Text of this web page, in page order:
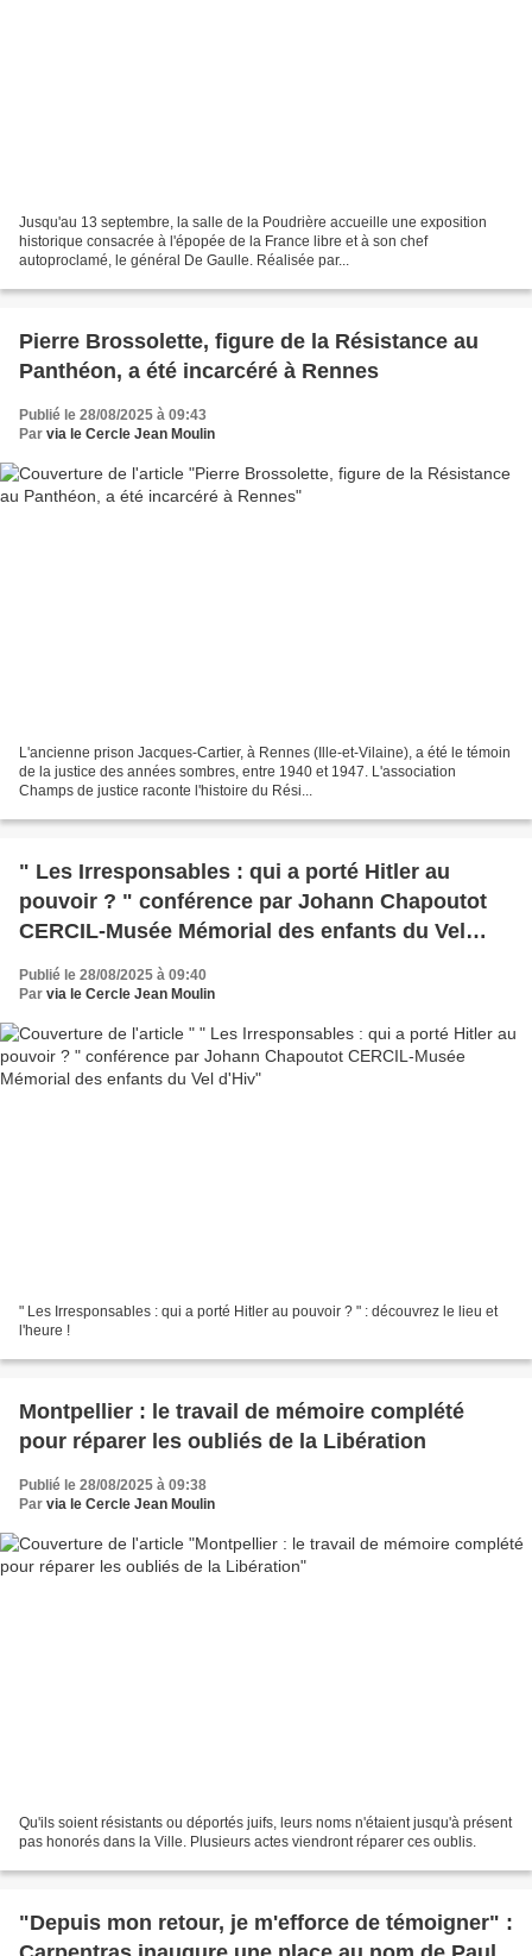
Jusqu'au 13 septembre, la salle de la Poudrière accueille une exposition
historique consacrée à l'épopée de la France libre et à son chef
autoproclamé, le général De Gaulle. Réalisée par...
Pierre Brossolette, figure de la Résistance au
Panthéon, a été incarcéré à Rennes
Publié le 28/08/2025 à 09:43
Par via le Cercle Jean Moulin
L'ancienne prison Jacques-Cartier, à Rennes (Ille-et-Vilaine), a été le témoin
de la justice des années sombres, entre 1940 et 1947. L'association
Champs de justice raconte l'histoire du Rési...
" Les Irresponsables : qui a porté Hitler au
pouvoir ? " conférence par Johann Chapoutot
CERCIL-Musée Mémorial des enfants du Vel
Publié le 28/08/2025 à 09:40
Par via le Cercle Jean Moulin
" Les Irresponsables : qui a porté Hitler au pouvoir ? " : découvrez le lieu et
l'heure !
Montpellier : le travail de mémoire complété
pour réparer les oubliés de la Libération
Publié le 28/08/2025 à 09:38
Par via le Cercle Jean Moulin
Qu'ils soient résistants ou déportés juifs, leurs noms n'étaient jusqu'à présent
pas honorés dans la Ville. Plusieurs actes viendront réparer ces oublis.
"Depuis mon retour, je m'efforce de témoigner" :